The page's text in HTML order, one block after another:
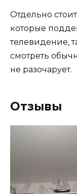
Отдельно
которые
телевидение,
смотреть
не разочарует.
Отзывы